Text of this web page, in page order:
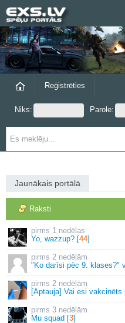
Reģistrēties
Niks: Parole:
Jaunākais portālā
Raksti
1 nedēļas
Yo, wazzup? [44]
2 nedēļām
"Ko darīsi pēc 9. klases?"
2 nedēļām
[Aptauja] Vai esi vakcinēts
3 nedēļām
Mu squad [3]